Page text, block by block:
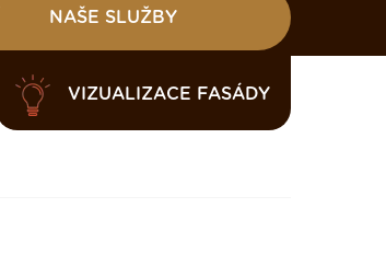
NAŠE SLUŽBY
VIZUALIZACE FASÁDY